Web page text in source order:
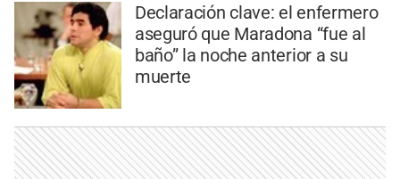
Declaración clave: el enfermero
aseguró que Maradona “fue al
baño” la noche anterior a su
muerte